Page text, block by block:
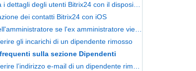
dei contatti Bitrix24 con iOS
gli incarichi di un dipendente rimosso
sulla sezione Dipendenti